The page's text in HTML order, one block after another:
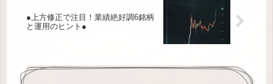
●上方修正で注目！業績絶好調6銘柄
と運用のヒント●